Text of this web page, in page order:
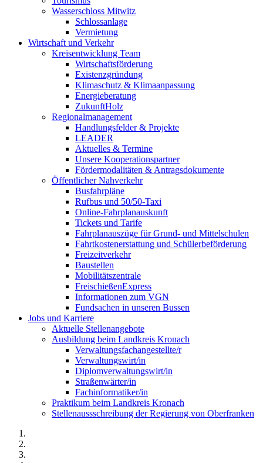
Wasserschloss Mitwitz
Schlossanlage
Vermietung
Wirtschaft und Verkehr
Kreisentwicklung Team
Wirtschaftsförderung
Existenzgründung
Klimaschutz & Klimaanpassung
Energieberatung
ZukunftHolz
Regionalmanagement
Handlungsfelder & Projekte
LEADER
Aktuelles & Termine
Unsere Kooperationspartner
Fördermodalitäten & Antragsdokumente
Öffentlicher Nahverkehr
Busfahrpläne
Rufbus und 50/50-Taxi
Online-Fahrplanauskunft
Tickets und Tarife
Fahrplanauszüge für Grund- und Mittelschulen
Fahrtkostenerstattung und Schülerbeförderung
Freizeitverkehr
Baustellen
Mobilitätszentrale
FreischießenExpress
Informationen zum VGN
Fundsachen in unseren Bussen
Jobs und Karriere
Aktuelle Stellenangebote
Ausbildung beim Landkreis Kronach
Verwaltungsfachangestellte/r
Verwaltungswirt/in
Diplomverwaltungswirt/in
Straßenwärter/in
Fachinformatiker/in
Praktikum beim Landkreis Kronach
Stellenaussschreibung der Regierung von Oberfranken